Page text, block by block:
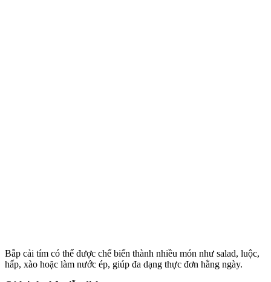
Bắp cải tím có thể được chế biến thành nhiều món như salad, luộc,
hấp, xào hoặc làm nước ép, giúp đa dạng thực đơn hằng ngày.